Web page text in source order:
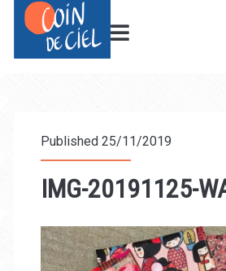
Published 25/11/2019
IMG-20191125-